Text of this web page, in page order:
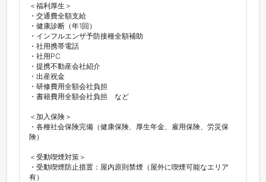
＜福利厚生＞
・交通費全額支給
・健康診断（年1回）
・インフルエンザ予防接種全額補助
・社用携帯電話
・社用PC
・提携不動産会社紹介
・出産祝金
・研修費用全額会社負担
・書籍費用全額会社負担　など
＜加入保険＞
・各種社会保険完備（健康保険、厚生年金、雇用保険、労災保
険）
＜受動喫煙対策＞
・受動喫煙防止措置：屋内原則禁煙（屋外に喫煙可能なエリア
有）